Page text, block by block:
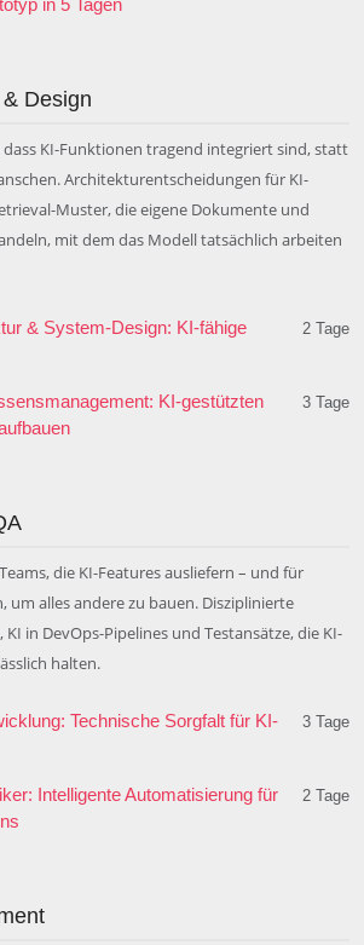
in 5 Tagen
Design
KI-Funktionen tragend integriert sind, statt
Architekturentscheidungen für KI-
Muster, die eigene Dokumente und
mit dem das Modell tatsächlich arbeiten
& System-Design: KI-fähige
2 Tage
KI-gestützten
3 Tage
die KI-Features ausliefern – und für
um alles andere zu bauen. Disziplinierte
in DevOps-Pipelines und Testansätze, die KI-
halten.
Technische Sorgfalt für KI-
3 Tage
Intelligente Automatisierung für
2 Tage